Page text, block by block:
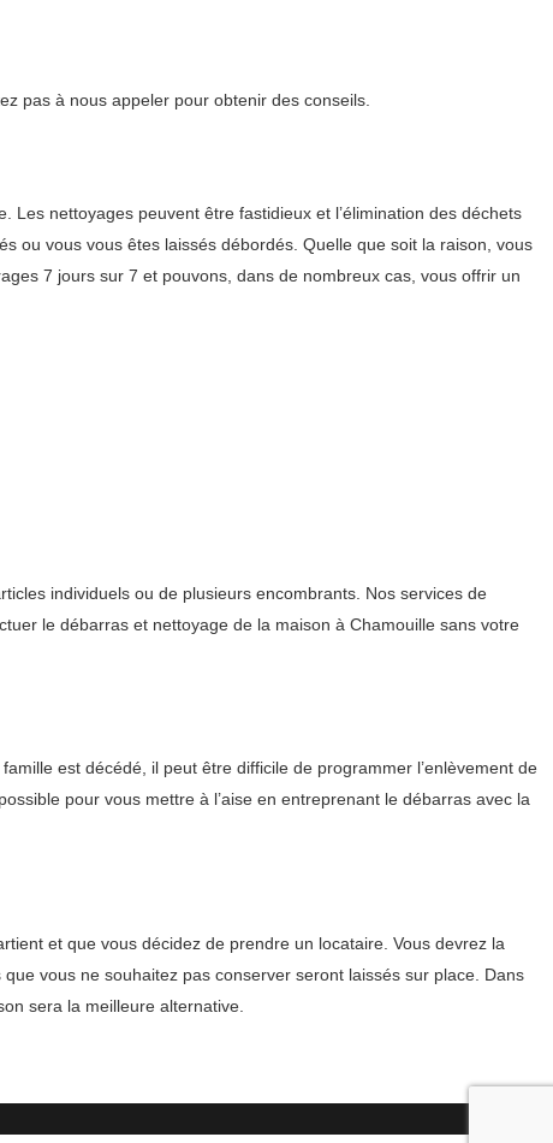
pas à nous appeler pour obtenir des conseils.
nettoyages peuvent être fastidieux et l’élimination des déchets
ou vous vous êtes laissés débordés. Quelle que soit la raison, vous
7 jours sur 7 et pouvons, dans de nombreux cas, vous offrir un
individuels ou de plusieurs encombrants. Nos services de
le débarras et nettoyage de la maison à Chamouille sans votre
est décédé, il peut être difficile de programmer l’enlèvement de
pour vous mettre à l’aise en entreprenant le débarras avec la
et que vous décidez de prendre un locataire. Vous devrez la
vous ne souhaitez pas conserver seront laissés sur place. Dans
sera la meilleure alternative.